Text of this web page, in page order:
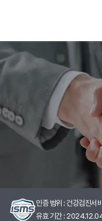
인증 범위 : 건강검진서
유효 기간 :